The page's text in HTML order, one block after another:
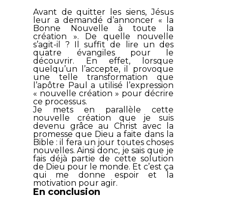
Avant de quitter les siens, Jésus
leur a demandé d’annoncer « la
Bonne Nouvelle à toute la
création ». De quelle nouvelle
s’agit-il ? Il suffit de lire un des
quatre évangiles pour le
découvrir. En effet, lorsque
quelqu’un l’accepte, il provoque
une telle transformation que
l’apôtre Paul a utilisé l’expression
« nouvelle création » pour décrire
ce processus.
Je mets en parallèle cette
nouvelle création que je suis
devenu grâce au Christ avec la
promesse que Dieu a faite dans la
Bible : il fera un jour toutes choses
nouvelles. Ainsi donc, je sais que je
fais déjà partie de cette solution
de Dieu pour le monde. Et c’est ça
qui me donne espoir et la
motivation pour agir.
En conclusion